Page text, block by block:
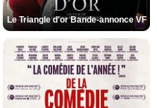
Le Triangle d'or Bande-annonce VF